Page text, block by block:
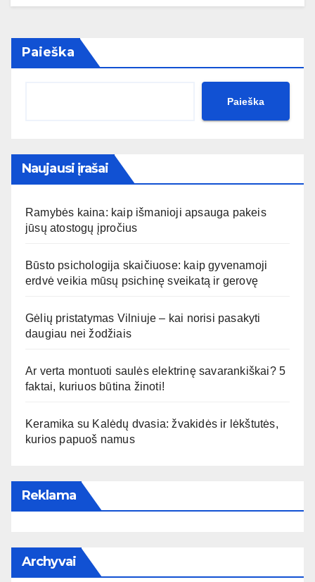
Paieška
Paieška
Naujausi įrašai
Ramybės kaina: kaip išmanioji apsauga pakeis
jūsų atostogų įpročius
Būsto psichologija skaičiuose: kaip gyvenamoji
erdvė veikia mūsų psichinę sveikatą ir gerovę
Gėlių pristatymas Vilniuje – kai norisi pasakyti
daugiau nei žodžiais
Ar verta montuoti saulės elektrinę savarankiškai? 5
faktai, kuriuos būtina žinoti!
Keramika su Kalėdų dvasia: žvakidės ir lėkštutės,
kurios papuoš namus
Reklama
Archyvai